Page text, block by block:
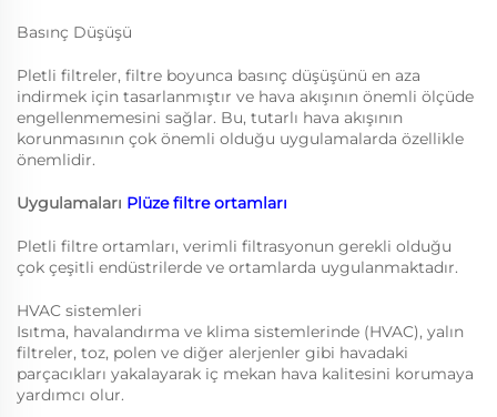
Basınç Düşüşü
Pletli filtreler, filtre boyunca basınç düşüşünü en aza
indirmek için tasarlanmıştır ve hava akışının önemli ölçüde
engellenmemesini sağlar. Bu, tutarlı hava akışının
korunmasının çok önemli olduğu uygulamalarda özellikle
önemlidir.
Uygulamaları Plüze filtre ortamları
Pletli filtre ortamları, verimli filtrasyonun gerekli olduğu
çok çeşitli endüstrilerde ve ortamlarda uygulanmaktadır.
HVAC sistemleri
Isıtma, havalandırma ve klima sistemlerinde (HVAC), yalın
filtreler, toz, polen ve diğer alerjenler gibi havadaki
parçacıkları yakalayarak iç mekan hava kalitesini korumaya
yardımcı olur.